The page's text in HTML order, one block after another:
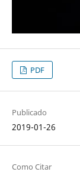
PDF
Publicado
2019-01-26
Como Citar